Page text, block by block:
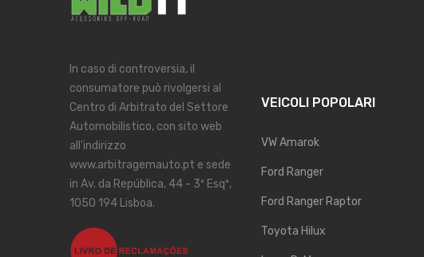
In caso di controversia, il
consumatore può rivolgersi al
Centro di Arbitrato del Settore
Automobilistico, con sito web
all'indirizzo
www.arbitragemauto.pt e sede
in Av. da República, 44 - 3º Esqº,
1050 194 Lisboa.
VEICOLI POPOLARI
VW Amarok
Ford Ranger
Ford Ranger Raptor
Toyota Hilux